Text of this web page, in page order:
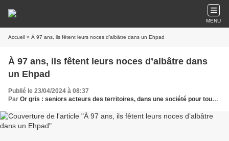
MENU
Accueil » À 97 ans, ils fêtent leurs noces d’albâtre dans un Ehpad
À 97 ans, ils fêtent leurs noces d’albâtre dans
un Ehpad
Publié le 23/04/2024 à 08:37
Par Or gris : seniors acteurs des territoires, dans une société pour tous les âges